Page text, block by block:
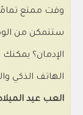
وقت ممتع
ستتمكن من
الإدمان؟
الهاتف الذكي
العب عيد